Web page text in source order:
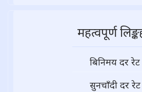
महत्वपूर्ण
बिनिमय दर रेट
सुनचाँदी दर रेट